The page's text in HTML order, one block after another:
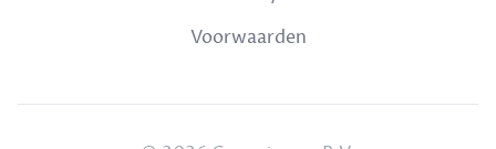
Voorwaarden